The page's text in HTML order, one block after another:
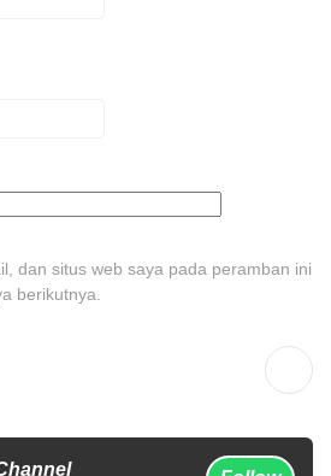
dan situs web saya pada peramban ini
berikutnya.